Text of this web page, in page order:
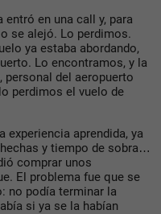
en una call y, para
se alejó. Lo perdimos.
ya estaba abordando,
Lo encontramos, y la
del aeropuerto
perdimos el vuelo de
experiencia aprendida, ya
y tiempo de sobra…
comprar unos
El problema fue que se
no podía terminar la
si ya se la habían